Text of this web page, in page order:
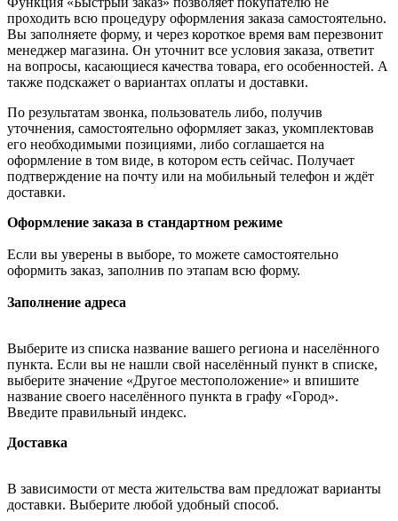
проходить всю процедуру оформления заказа самостоятельно.
Вы заполняете форму, и через короткое время вам перезвонит
менеджер магазина. Он уточнит все условия заказа, ответит
на вопросы, касающиеся качества товара, его особенностей. А
также подскажет о вариантах оплаты и доставки.
По результатам звонка, пользователь либо, получив
уточнения, самостоятельно оформляет заказ, укомплектовав
его необходимыми позициями, либо соглашается на
оформление в том виде, в котором есть сейчас. Получает
подтверждение на почту или на мобильный телефон и ждёт
доставки.
Оформление заказа в стандартном режиме
Если вы уверены в выборе, то можете самостоятельно
оформить заказ, заполнив по этапам всю форму.
Заполнение адреса
Выберите из списка название вашего региона и населённого
пункта. Если вы не нашли свой населённый пункт в списке,
выберите значение «Другое местоположение» и впишите
название своего населённого пункта в графу «Город».
Введите правильный индекс.
Доставка
В зависимости от места жительства вам предложат варианты
доставки. Выберите любой удобный способ.